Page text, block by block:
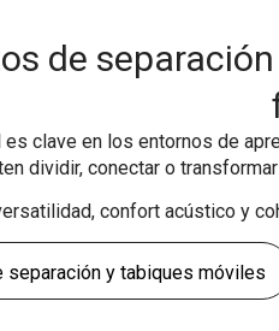
de
clave en los entornos de
dividir, conectar o
confort acústico y
separación y tabiques móviles